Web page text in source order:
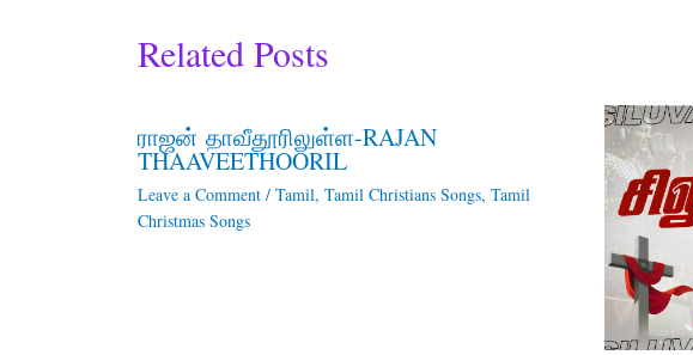
Related Posts
ராஜன் தாவீதூரிலுள்ள-RAJAN
THAAVEETHOORIL
Leave a Comment / Tamil, Tamil Christians Songs, Tamil
Christmas Songs